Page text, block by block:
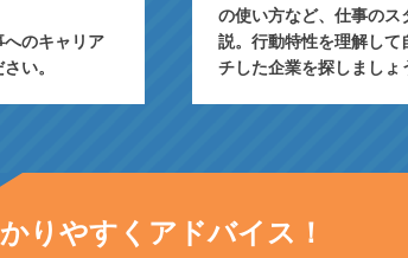
へのキャリア
い。
の使い方など、仕事のス
説。行動特性を理解して
チした企業を探しましょ
りやすくアドバイス！